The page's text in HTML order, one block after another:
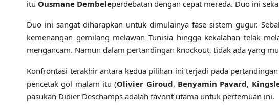
itu Ousmane Dembeleperdebatan dengan cepat mereda. Duo ini
Duo ini sangat diharapkan untuk dimulainya fase sistem gugur.
kemenangan gemilang melawan Tunisia hingga kekalahan telak
mengancam. Namun dalam pertandingan knockout, tidak ada yang
Konfrontasi terakhir antara kedua pilihan ini terjadi pada
pencetak gol malam itu (Olivier Giroud, Benyamin Pavard,
pasukan Didier Deschamps adalah favorit utama untuk pertemuan ini.